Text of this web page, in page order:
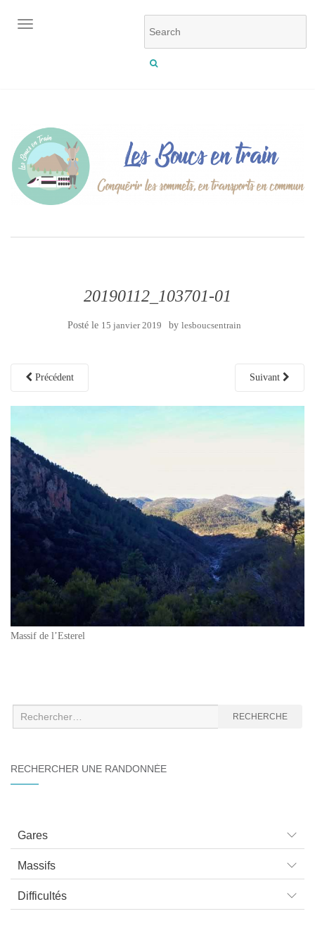
OUVRIR/FERMER LA NAVIGATION
20190112_103701-01
Posté le 15 janvier 2019 by lesboucsentrain
Précédent Suivant
Massif de l’Esterel
Recherche
:
RECHERCHE
RECHERCHER UNE RANDONNÉE
Gares
Massifs
Difficultés